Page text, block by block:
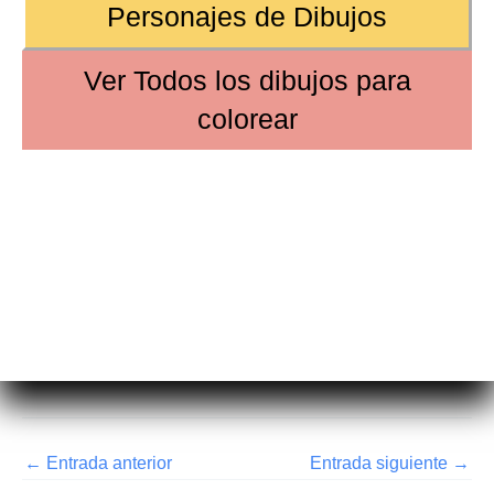
Personajes de Dibujos
Ver Todos los dibujos para
colorear
← Entrada anterior Entrada siguiente →